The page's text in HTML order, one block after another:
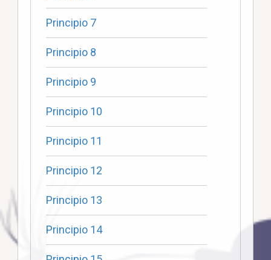
Principio 7
Principio 8
Principio 9
Principio 10
Principio 11
Principio 12
Principio 13
Principio 14